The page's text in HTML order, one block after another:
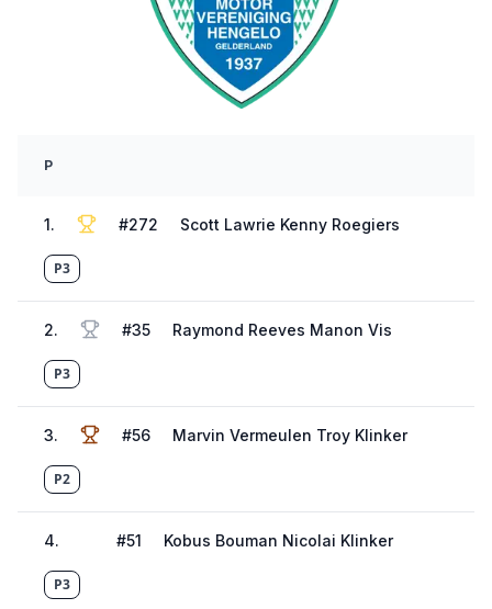
P
1 . #272 Scott Lawrie Kenny Roegiers
P3
2. #35 Raymond Reeves Manon Vis
P3
3. #56 Marvin Vermeulen Troy Klinker
P2
4. #51 Kobus Bouman Nicolai Klinker
P3